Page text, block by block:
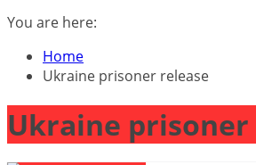
You are here:
Home
Ukraine prisoner release
Ukraine prisoner